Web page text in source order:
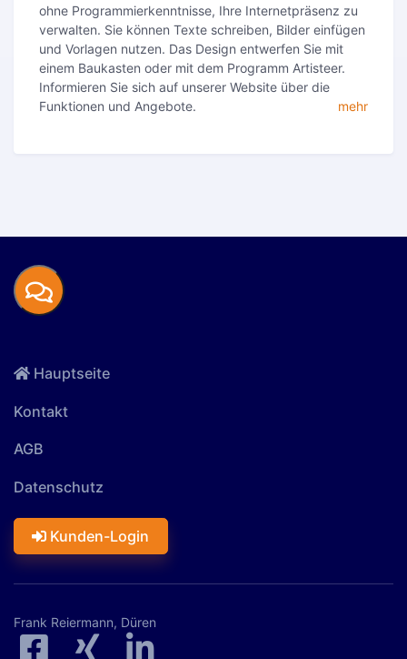
ohne Programmierkenntnisse, Ihre Internetpräsenz zu
verwalten. Sie können Texte schreiben, Bilder einfügen
und Vorlagen nutzen. Das Design entwerfen Sie mit
einem Baukasten oder mit dem Programm Artisteer.
Informieren Sie sich auf unserer Website über die
Funktionen und Angebote.
mehr
Hauptseite
Kontakt
AGB
Datenschutz
Kunden-Login
Frank Reiermann, Düren